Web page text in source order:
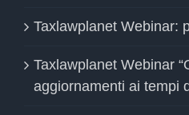
Taxlawplanet Webinar:
Taxlawplanet Webinar
aggiornamenti ai tempi